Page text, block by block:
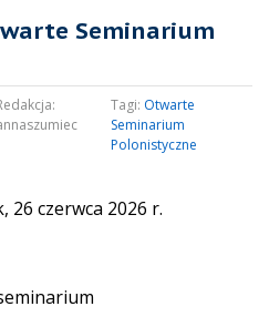
Seminarium
Tagi: Otwarte
Seminarium
Polonistyczne
26 czerwca 2026 r.